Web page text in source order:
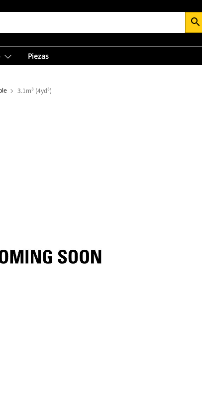
search
Piezas
3.1m³ (4yd³)